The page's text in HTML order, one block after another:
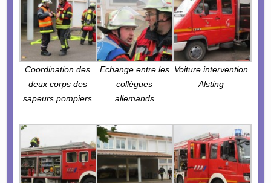
Coordination des
deux corps des
sapeurs pompiers
Echange entre les
collègues
allemands
Voiture intervention
Alsting